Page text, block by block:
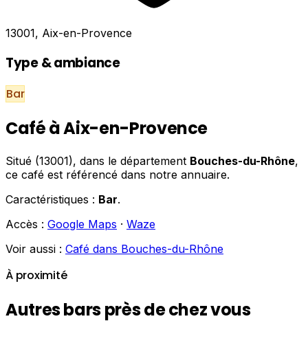
13001, Aix-en-Provence
Type & ambiance
Bar
Café à Aix-en-Provence
Situé (13001), dans le département Bouches-du-Rhône,
ce café est référencé dans notre annuaire.
Caractéristiques : Bar.
Accès : Google Maps · Waze
Voir aussi : Café dans Bouches-du-Rhône
À proximité
Autres bars près de chez vous